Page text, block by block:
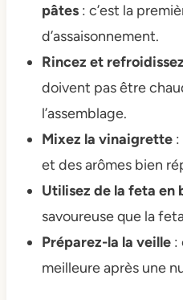
pâtes: c’est la
d’assaisonnement.
Rincez et
doivent pas être
l’assemblage.
Mixez la vinaigrette:
et des arômes bien
Utilisez de la feta en
savoureuse que la
Préparez-la la veille:
meilleure après une